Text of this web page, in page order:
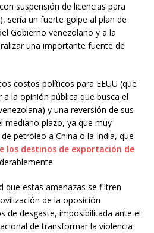
suspensión de licencias para
sería un fuerte golpe al plan de
Gobierno venezolano y a la
una importante fuente de
costos políticos para EEUU (que
la opinión pública que busca el
y una reversión de sus
mediano plazo, ya que muy
petróleo a China o la India, que
los destinos de exportación de
que estas amenazas se filtren
de la oposición
de desgaste, imposibilitada ante el
de transformar la violencia